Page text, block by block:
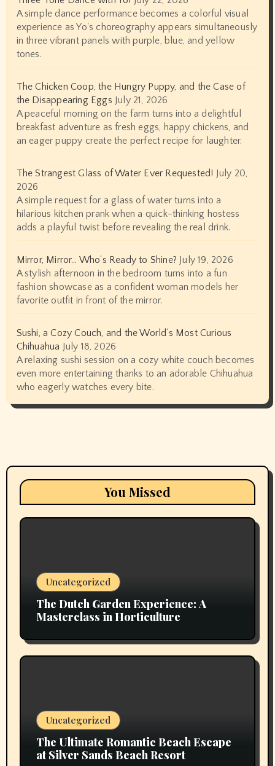
A simple dance performance becomes a colorful visual
experience as Yo's choreography appears simultaneously
in three vibrant panels with purple, blue, and yellow
tones.
The Chicken Coop, the Hungry Puppy, and the Case of
the Disappearing Eggs July 21, 2026
A peaceful morning on the farm turns into a delightful
breakfast adventure as fresh eggs, happy chickens, and
an eager puppy create the perfect recipe for laughter.
The Strangest Glass of Water Ever Requested! July 20,
2026
A simple request for a glass of water turns into a
hilarious kitchen prank when a quick-thinking hostess
adds a playful twist before revealing the real drink.
Mirror, Mirror… Who’s Ready to Shine? July 19, 2026
A stylish afternoon in the bedroom turns into a fun
fashion showcase as a confident woman models her
favorite outfit in front of the mirror.
Sushi, a Cozy Couch, and the World’s Most Curious
Chihuahua July 18, 2026
A relaxing sushi session on a cozy white couch becomes
even more entertaining thanks to an adorable Chihuahua
who eagerly watches every bite.
You Missed
Uncategorized
The Dutch Garden Experience: A
Masterclass in Horticulture
Uncategorized
The Ultimate Romantic Beach Escape
at Silver Sands Beach Resort